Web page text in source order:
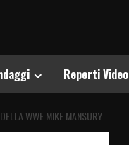
Reperti Video
WWE MIKE MANSURY